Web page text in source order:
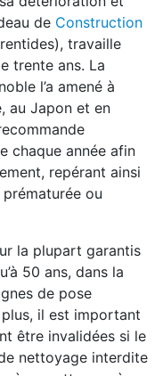
de Construction
travaille
trente ans. La
l’a amené à
au Japon et en
chaque année afin
repérant ainsi
ou
la plupart garantis
50 ans, dans la
de pose
il est important
être invalidées si le
nettoyage interdite